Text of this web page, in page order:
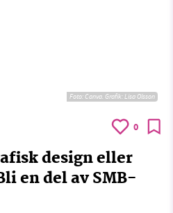
Foto: Canva. Grafik: Lisa Olsson
0
design eller
en del av SMB-